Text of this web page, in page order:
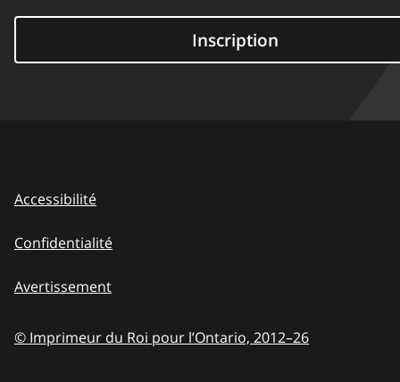
Inscription
Accessibilité
Confidentialité
Avertissement
© Imprimeur du Roi pour l’Ontario, 2012–26